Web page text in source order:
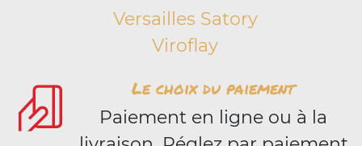
Versailles Satory
Viroflay
Le choix du paiement
Paiement en ligne ou à la